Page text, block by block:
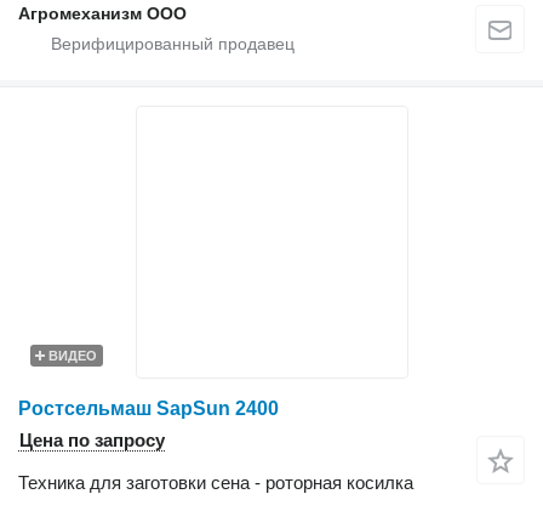
Агромеханизм ООО
ВИДЕО
Ростсельмаш SapSun 2400
Цена по запросу
Техника для заготовки сена - роторная косилка